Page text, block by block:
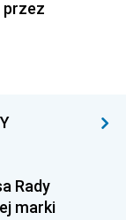
Rady
marki